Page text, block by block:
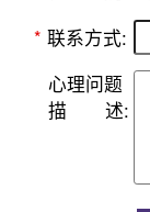
* 联系方式:
心理问题
描
述: